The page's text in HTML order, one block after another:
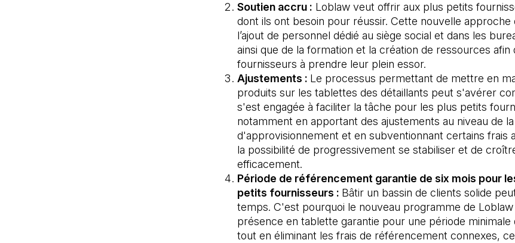
Soutien accru : Loblaw veut offrir aux plus petits
dont ils ont besoin pour réussir. Cette nouvelle approche
l’ajout de personnel dédié au siège social et dans les
ainsi que de la formation et la création de ressources afin
fournisseurs à prendre leur plein essor.
Ajustements : Le processus permettant de mettre en
produits sur les tablettes des détaillants peut s'avérer
s'est engagée à faciliter la tâche pour les plus petits
notamment en apportant des ajustements au niveau de
d'approvisionnement et en subventionnant certains frais
la possibilité de progressivement se stabiliser et de
efficacement.
Période de référencement garantie de six mois pour
petits fournisseurs : Bâtir un bassin de clients solide
temps. C'est pourquoi le nouveau programme de
présence en tablette garantie pour une période minimale
tout en éliminant les frais de référencement connexes,